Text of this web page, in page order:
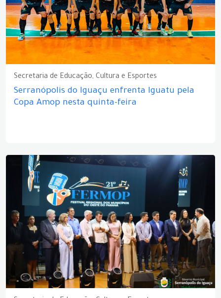
Secretaria de Educação, Cultura e Esportes
Serranópolis do Iguaçu enfrenta Iguatu pela
Copa Amop nesta quinta-feira